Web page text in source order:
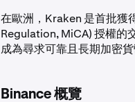
在歐洲，Kraken 是首批獲
Regulation, MiCA) 授權的
成為尋求可靠且長期加密
Binance 概覽